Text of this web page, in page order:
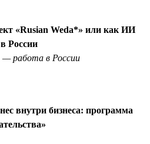
«Rusian Weda*» или как ИИ
России
— работа в России
внутри бизнеса: программа